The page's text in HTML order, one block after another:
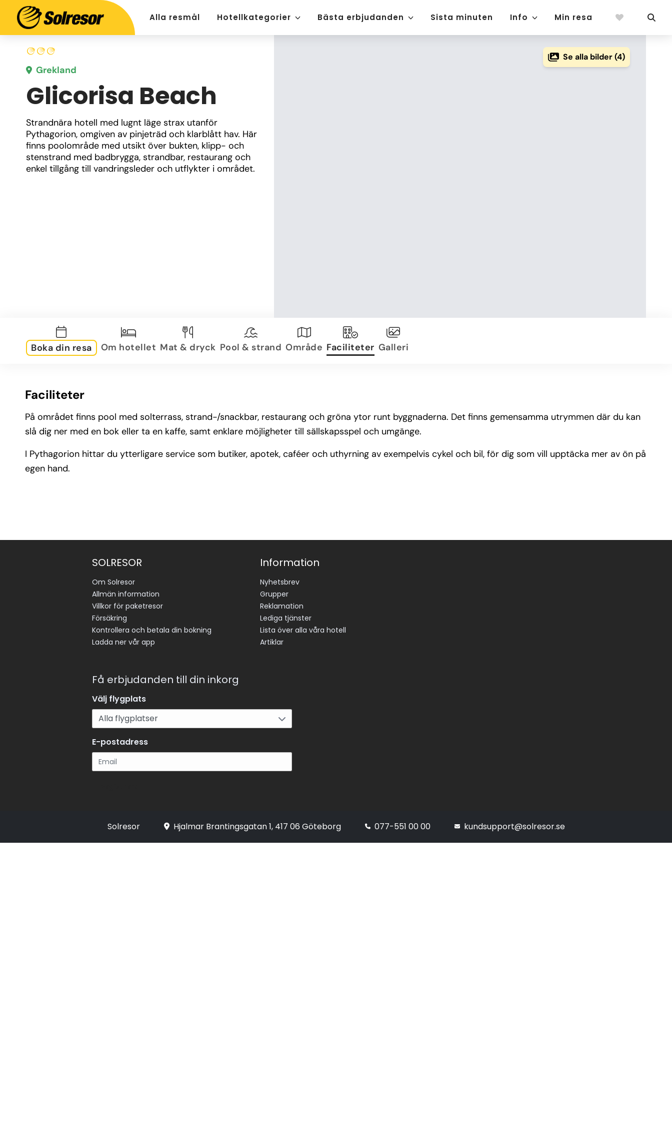
Alla resmål Hotellkategorier Bästa erbjudanden Sista minuten Info Min resa
Grekland
Glicorisa Beach
Strandnära hotell med lugnt läge strax utanför
Pythagorion, omgiven av pinjeträd och klarblått hav. Här
finns poolområde med utsikt över bukten, klipp- och
stenstrand med badbrygga, strandbar, restaurang och
enkel tillgång till vandringsleder och utflykter i området.
Se alla bilder (4)
Boka din resa Om hotellet Mat & dryck Pool & strand Område Faciliteter Galleri
Faciliteter
På området finns pool med solterrass, strand-/snackbar, restaurang och gröna ytor runt byggnaderna. Det finns gemensamma utrymmen där du kan
slå dig ner med en bok eller ta en kaffe, samt enklare möjligheter till sällskapsspel och umgänge.
I Pythagorion hittar du ytterligare service som butiker, apotek, caféer och uthyrning av exempelvis cykel och bil, för dig som vill upptäcka mer av ön på
egen hand.
SOLRESOR
Om Solresor
Allmän information
Villkor för paketresor
Försäkring
Kontrollera och betala din bokning
Ladda ner vår app
Information
Nyhetsbrev
Grupper
Reklamation
Lediga tjänster
Lista över alla våra hotell
Artiklar
Få erbjudanden till din inkorg
Välj flygplats
E-postadress
Solresor Hjalmar Brantingsgatan 1, 417 06 Göteborg 077-551 00 00 kundsupport@solresor.se